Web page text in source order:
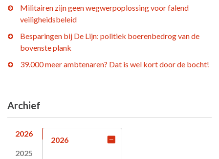
Militairen zijn geen wegwerpoplossing voor falend
veiligheidsbeleid
Besparingen bij De Lijn: politiek boerenbedrog van de
bovenste plank
39.000 meer ambtenaren? Dat is wel kort door de bocht!
Archief
2026
2025
2026